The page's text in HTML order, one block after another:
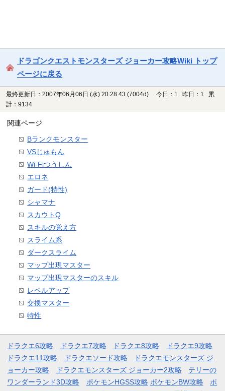
ドラゴンクエストモンスターズ ジョーカー攻略Wiki トップ
ページに戻る
最終更新日：2007年06月06日 (水) 20:28:43 (7004d)
今日：1 昨日：1 累
計：9134
関連ページ
Bランクモンスター
VSじゅもん
Wi-Fiつうしん
エロネ
ガード(特性)
シャマナ
スカウトQ
スキルの覚え方
スライム系
ダークスライム
マップ出現マスター
マップ出現マスターのスキル
レベルアップ
交換マスター
特性
ドラクエ6攻略 ドラクエ7攻略 ドラクエ8攻略
ドラクエ9攻略
ドラクエ11攻略
ドラクエソード攻略
ドラクエモンスターズ ジ
ョーカー攻略
ドラクエモンスターズ ジョーカー2攻略
テリーの
ワンダーランド3D攻略
ポケモンHGSS攻略 ポケモンBW攻略
ポ